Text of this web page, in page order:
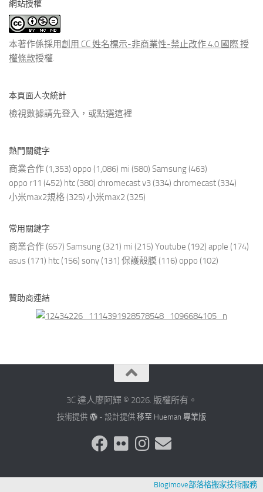
類
文
章
網站授權
本著作係採用創用 CC 姓名標示-非商業性-禁止改作 4.0 國際 授
權條款授權.
本頁面人次統計
檢視數據請先登入，或點選這裡
熱門關鍵字
商業合作 (1,353) oppo (1,086) mi (580) Samsung (463)
oppo r11 (452) htc (380) chromecast v3 (334) chromecast (334)
小米max2規格 (325) 小米max2 (325)
常用關鍵字
商業合作 (657) Samsung (321) mi (215) Youtube (192) apple (174)
asus (171) htc (156) sony (131) 保護殼膜 (116) oppo (102)
贊助商連結
3C 達人廖阿輝 © 2026. 版權所有。
技術提供 - 設計提供 移至 Hueman 專業版
Blogimove部落格搬家技術服務